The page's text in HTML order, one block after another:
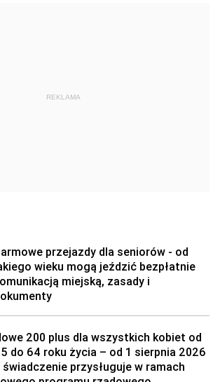
REKLAMA
przejazdy dla seniorów - od
wieku mogą jeździć bezpłatnie
miejską, zasady i
200 plus dla wszystkich kobiet od
do 64 roku życia – od 1 sierpnia 2026
świadczenie przysługuje w ramach